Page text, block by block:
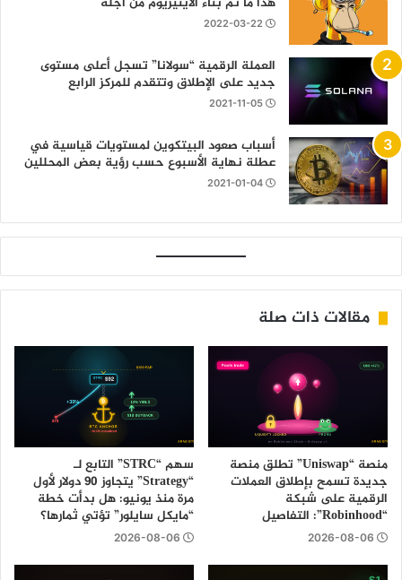
2022-03-22
العملة الرقمية “سولانا” تسجل أعلى مستوى
جديد على الإطلاق وتتقدم للمركز الرابع
2021-11-05
أسباب صعود البيتكوين لمستويات قياسية في
عطلة نهاية الأسبوع حسب رؤية بعض المحللين
2021-01-04
مقالات ذات صلة
منصة “Uniswap” تطلق منصة
جديدة تسمح بإطلاق العملات
الرقمية على شبكة
“Robinhood”: التفاصيل
2026-08-06
سهم “STRC” التابع لـ
“Strategy” يتجاوز 90 دولار لأول
مرة منذ يونيو: هل بدأت خطة
“مايكل سايلور” تؤتي ثمارها؟
2026-08-06